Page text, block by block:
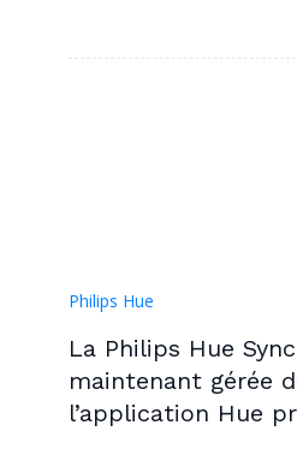
Philips Hue
La Philips Hue
maintenant gérée
l’application Hue